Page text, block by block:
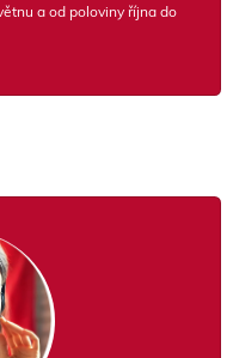
a od poloviny října do